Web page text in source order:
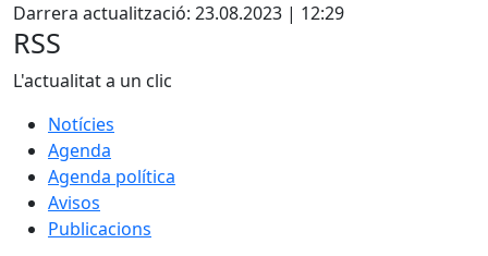
Darrera actualització: 23.08.2023 | 12:29
RSS
L'actualitat a un clic
Notícies
Agenda
Agenda política
Avisos
Publicacions